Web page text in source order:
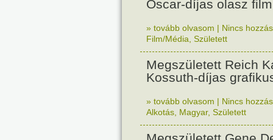
Oscar-díjas olasz
» tovább olvasom | Nincs
Film/Média Született
Megszületett Reich
Kossuth-díjas
» tovább olvasom | Nincs
Alkotás Magyar, Született